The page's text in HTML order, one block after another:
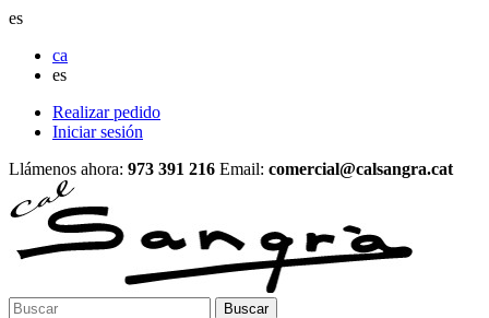
es
ca
es
Realizar pedido
Iniciar sesión
Llámenos ahora: 973 391 216 Email: comercial@calsangra.cat
Buscar